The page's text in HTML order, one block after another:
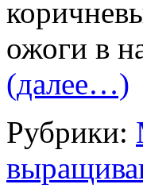
ожоги в
(далее…)
Рубрики: